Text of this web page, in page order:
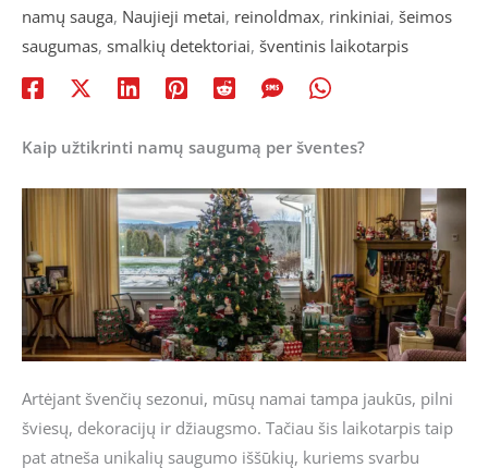
namų sauga, Naujieji metai, reinoldmax, rinkiniai, šeimos
saugumas, smalkių detektoriai, šventinis laikotarpis
Kaip užtikrinti namų saugumą per šventes?
Artėjant švenčių sezonui, mūsų namai tampa jaukūs, pilni
šviesų, dekoracijų ir džiaugsmo. Tačiau šis laikotarpis taip
pat atneša unikalių saugumo iššūkių, kuriems svarbu